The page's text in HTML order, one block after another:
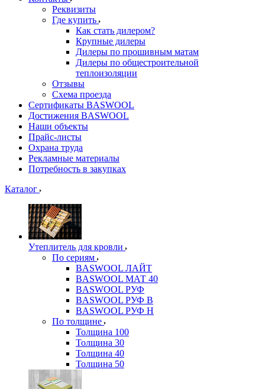
Реквизиты
Где купить
Как стать дилером?
Крупные дилеры
Дилеры по прошивным матам
Дилеры по общестроительной
теплоизоляции
Отзывы
Схема проезда
Сертификаты BASWOOL
Достижения BASWOOL
Наши объекты
Прайс-листы
Охрана труда
Рекламные материалы
Потребность в закупках
Каталог
Утеплитель для кровли
По сериям
BASWOOL ЛАЙТ
BASWOOL МАТ 40
BASWOOL РУФ
BASWOOL РУФ В
BASWOOL РУФ Н
По толщине
Толщина 100
Толщина 30
Толщина 40
Толщина 50